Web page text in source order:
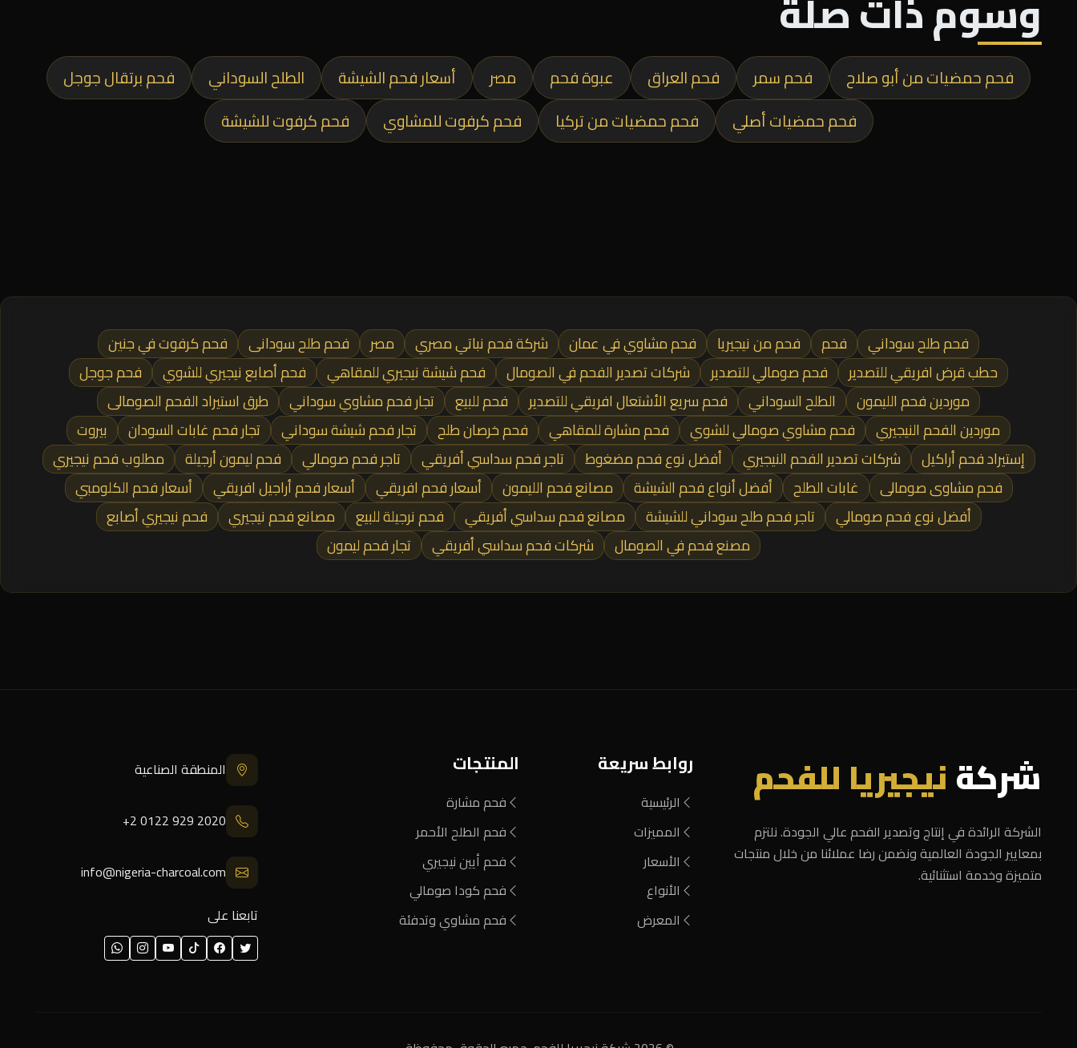
فحم حمضيات من أبو صلاح فحم سمر فحم العراق عبوة فحم مصر أسعار فحم الشيشة الطلح السوداني
فحم برتقال جوجل
فحم حمضيات أصلي
فحم حمضيات من تركيا فحم كرفوت للمشاوي فحم كرفوت للشيشة
فحم طلح سوداني فحم فحم من نيجيريا فحم مشاوي في عمان شركة فحم نباتي مصري مصر فحم طلح سودانى
فحم كرفوت في جنين
حطب قرض افريقي للتصدير
فحم صومالي للتصدير شركات تصدير الفحم في الصومال فحم شيشة نيجيري للمقاهي فحم أصابع نيجيري للشوي
فحم جوجل
موردين فحم الليمون
الطلح السوداني فحم سريع الأشتعال افريقي للتصدير فحم للبيع تجار فحم مشاوي سوداني
طرق استيراد الفحم الصومالى
موردين الفحم النيجيري
فحم مشاوي صومالي للشوي فحم مشارة للمقاهي فحم خرصان طلح تجار فحم شيشة سوداني تجار فحم غابات السودان
بيروت
إستيراد فحم أراكيل
شركات تصدير الفحم النيجيري أفضل نوع فحم مضغوط تاجر فحم سداسي أفريقي تاجر فحم صومالي فحم ليمون أرجيلة
مطلوب فحم نيجيري
فحم مشاوى صومالى
غابات الطلح أفضل أنواع فحم الشيشة مصانع فحم الليمون أسعار فحم افريقي أسعار فحم أراجيل افريقي
أسعار فحم الكلومبي
أفضل نوع فحم صومالي
تاجر فحم طلح سوداني للشيشة مصانع فحم سداسي أفريقي فحم نرجيلة للبيع مصانع فحم نيجيري
فحم نيجيري أصابع
مصنع فحم في الصومال
شركات فحم سداسي أفريقي تجار فحم ليمون
شركةنيجيريا للفحم
الشركة الرائدة في إنتاج وتصدير الفحم عالي الجودة. نلتزم
بمعايير الجودة العالمية ونضمن رضا عملائنا من خلال منتجات
متميزة وخدمة استثنائية.
روابط سريعة
الرئيسية
المميزات
الأسعار
الأنواع
المعرض
المنتجات
فحم مشارة
فحم الطلح الأحمر
فحم أيين نيجيري
فحم كودا صومالي
فحم مشاوي وتدفئة
المنطقة الصناعية
+2 0122 929 2020
info@nigeria-charcoal.com
تابعنا على